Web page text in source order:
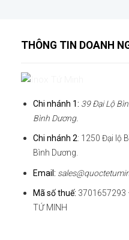
THÔNG TIN DOANH
Chi nhánh 1: 39 Đại Lộ
Bình Dương.
Chi nhánh 2: 1250 Đại lộ
Bình Dương.
Email:
Mã số thuế: 3701657293
TỨ MINH